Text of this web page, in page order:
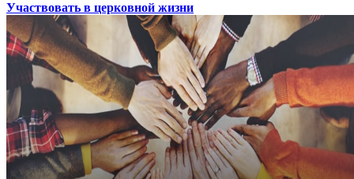
Участвовать в церковной жизни